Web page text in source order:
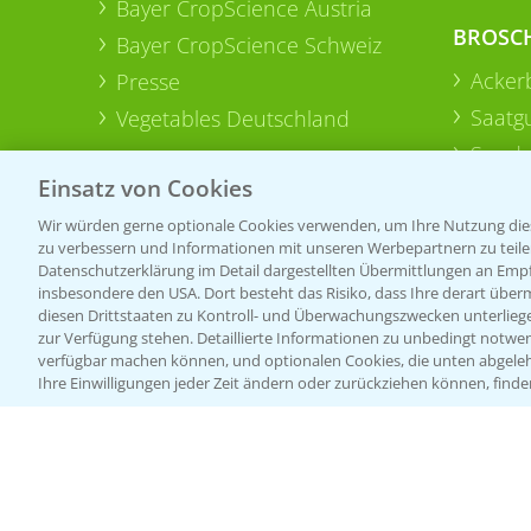
Bayer CropScience Austria
Bayer CropScience Schweiz
Presse
Vegetables Deutschland
Einsatz von Cookies
Wir würden gerne optionale Cookies verwenden, um Ihre Nutzung
zu verbessern und Informationen mit unseren Werbepartnern zu
Datenschutzerklärung im Detail dargestellten Übermittlungen an
insbesondere den USA. Dort besteht das Risiko, dass Ihre derart
diesen Drittstaaten zu Kontroll- und Überwachungszwecken
zur Verfügung stehen. Detaillierte Informationen zu unbedingt
verfügbar machen können, und optionalen Cookies, die unten
Ihre Einwilligungen jeder Zeit ändern oder zurückziehen können,